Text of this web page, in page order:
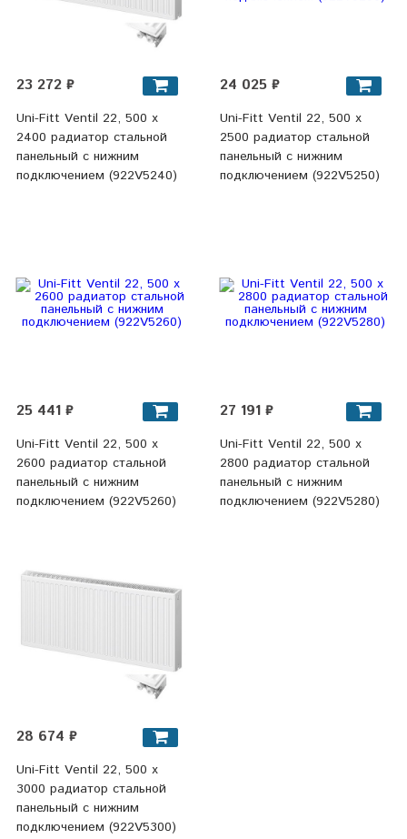
23 272 ₽
Uni-Fitt Ventil 22, 500 х
2400 радиатор стальной
панельный с нижним
подключением (922V5240)
24 025 ₽
Uni-Fitt Ventil 22, 500 х
2500 радиатор стальной
панельный с нижним
подключением (922V5250)
25 441 ₽
Uni-Fitt Ventil 22, 500 х
2600 радиатор стальной
панельный с нижним
подключением (922V5260)
27 191 ₽
Uni-Fitt Ventil 22, 500 х
2800 радиатор стальной
панельный с нижним
подключением (922V5280)
28 674 ₽
Uni-Fitt Ventil 22, 500 х
3000 радиатор стальной
панельный с нижним
подключением (922V5300)